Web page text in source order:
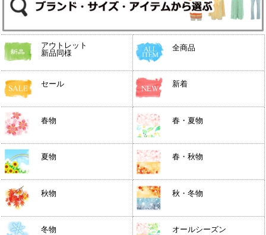
アウトレット
新品同様
全商品
セール 新着
春物 春・夏物
夏物 春・秋物
秋物 秋・冬物
冬物 オールシーズン